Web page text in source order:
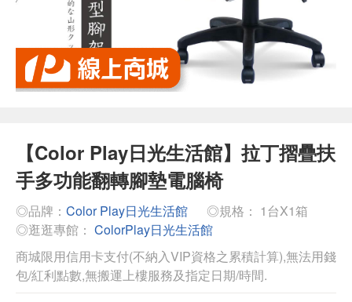
【Color Play日光生活館】拉丁摺疊扶
手多功能翻轉腳墊電腦椅
◎品牌： Color Play日光生活館
◎規格： 1台X1箱
◎逛逛專館： ColorPlay日光生活館
商城限用信用卡支付(不納入VIP資格之累積計算),無法用錢
包/紅利點數,無搬運上樓服務及指定日期/時間.